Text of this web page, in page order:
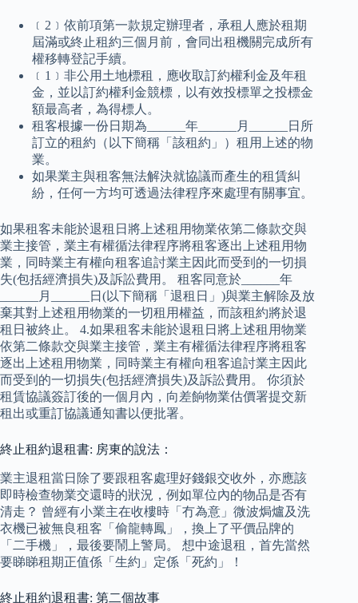
﹝2﹞依前項第一款規定辦理者，承租人應於租期
屆滿或終止租約三個月前，會同出租機關完成所有
權移轉登記手續。
﹝1﹞非公用土地標租，應收取訂約權利金及年租
金，並以訂約權利金競標，以有效投標單之投標金
額最高者，為得標人。
租客根據一份日期為______年______月______日所
訂立的租約（以下簡稱「該租約」）租用上述的物
業。
如果業主與租客無法解決就協議而產生的租賃糾
紛，任何一方均可透過法律程序來處理有關事宜。
如果租客未能於退租日將上述租用物業依第二條款交與
業主接管，業主有權循法律程序將租客逐出上述租用物
業，同時業主有權向租客追討業主因此而受到的一切損
失(包括經濟損失)及訴訟費用。 租客同意於______年
______月______日(以下簡稱「退租日」)與業主解除及放
棄其對上述租用物業的一切租用權益，而該租約將於退
租日被終止。 4.如果租客未能於退租日將上述租用物業
依第二條款交與業主接管，業主有權循法律程序將租客
逐出上述租用物業，同時業主有權向租客追討業主因此
而受到的一切損失(包括經濟損失)及訴訟費用。 你須於
租賃協議簽訂後的一個月內，向差餉物業估價署提交新
租出或重訂協議通知書以便批署。
終止租約退租書: 房東的說法：
業主退租當日除了要跟租客處理好錢銀交收外，亦應該
即時檢查物業交還時的狀況，例如單位內的物品是否有
清走？ 曾經有小業主在收樓時「冇為意」微波焗爐及洗
衣機已被無良租客「偷龍轉鳳」，換上了平價品牌的
「二手機」，最後要鬧上警局。 想中途退租，首先當然
要睇睇租期正值係「生約」定係「死約」！
終止租約退租書: 第二個故事